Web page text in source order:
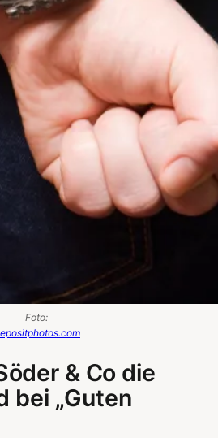
Foto:
& Co die
bei „Guten